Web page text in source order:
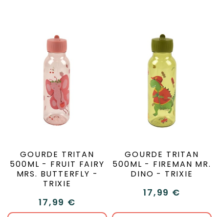
GOURDE TRITAN
500ML - FRUIT FAIRY
MRS. BUTTERFLY -
TRIXIE
17,99 €
GOURDE TRITAN
500ML - FIREMAN MR.
DINO - TRIXIE
17,99 €